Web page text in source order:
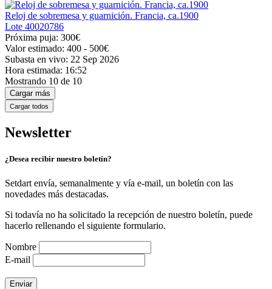
Reloj de sobremesa y guarnición. Francia, ca.1900
Lote 40020786
Próxima puja: 300€
Valor estimado: 400 - 500€
Subasta en vivo: 22 Sep 2026
Hora estimada: 16:52
Mostrando 10 de 10
Cargar más
Cargar todos
Newsletter
¿Desea recibir nuestro boletín?
Setdart envía, semanalmente y vía e-mail, un boletín con las
novedades más destacadas.
Si todavía no ha solicitado la recepción de nuestro boletín, puede
hacerlo rellenando el siguiente formulario.
Nombre
E-mail